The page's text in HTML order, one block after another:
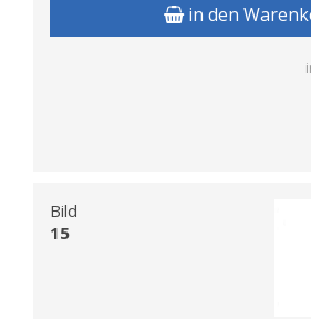
in den
Bild
15